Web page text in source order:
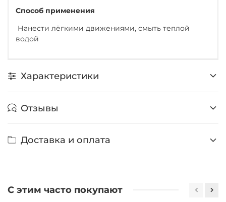
Способ применения
Нанести лёгкими движениями, смыть теплой
водой
Характеристики
Отзывы
Доставка и оплата
С этим часто покупают